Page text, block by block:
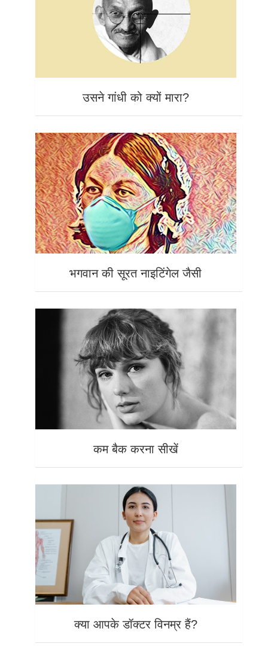
उसने गांधी को क्यों मारा?
भगवान की सूरत नाइटिंगेल जैसी
कम बैक करना सीखें
क्या आपके डॉक्टर विनम्र हैं?